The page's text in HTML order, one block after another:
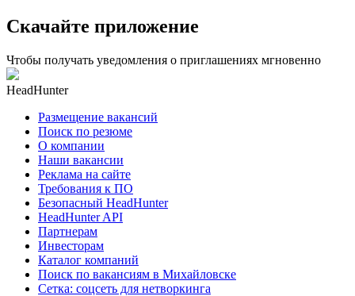
Скачайте приложение
Чтобы получать уведомления о приглашениях мгновенно
HeadHunter
Размещение вакансий
Поиск по резюме
О компании
Наши вакансии
Реклама на сайте
Требования к ПО
Безопасный HeadHunter
HeadHunter API
Партнерам
Инвесторам
Каталог компаний
Поиск по вакансиям в Михайловске
Сетка: соцсеть для нетворкинга